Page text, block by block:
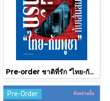
Pre-order ชาติที่รัก "ไทย-กัมพูชา" กับเส้นสมมติ / พวงทอง ภวัครพันธุ์ / มติชน
Pre-Order